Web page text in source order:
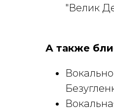
"Велик
А также